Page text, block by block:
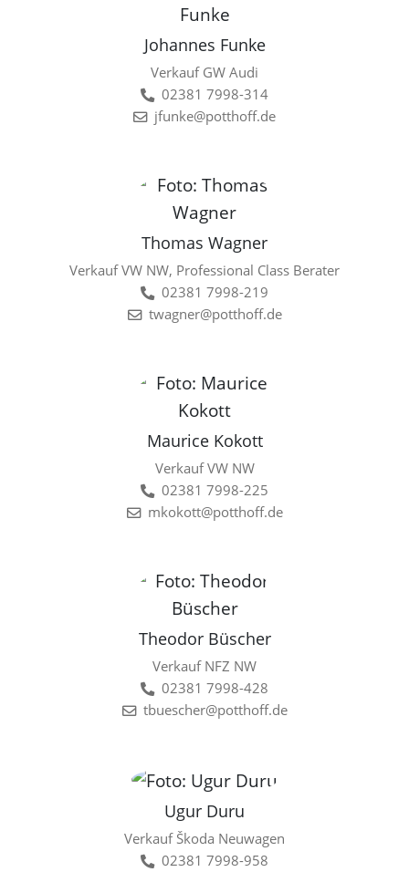
Johannes Funke
Verkauf GW Audi
02381 7998-314
jfunke@potthoff.de
Thomas Wagner
Verkauf VW NW, Professional Class Berater
02381 7998-219
twagner@potthoff.de
Maurice Kokott
Verkauf VW NW
02381 7998-225
mkokott@potthoff.de
Theodor Büscher
Verkauf NFZ NW
02381 7998-428
tbuescher@potthoff.de
Ugur Duru
Verkauf Škoda Neuwagen
02381 7998-958